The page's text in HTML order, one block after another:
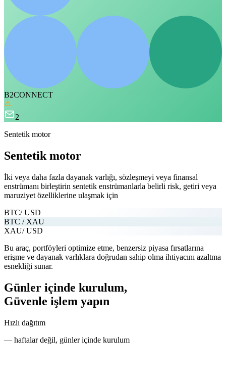
B2CONNECT
2
Sentetik motor
Sentetik motor
İki veya daha fazla dayanak varlığı, sözleşmeyi veya finansal
enstrümanı birleştirin sentetik enstrümanlarla belirli risk, getiri veya
maruziyet özelliklerine ulaşmak için
BTC/ USD
BTC / XAU
XAU/ USD
Bu araç, portföyleri optimize etme, benzersiz piyasa fırsatlarına
erişme ve dayanak varlıklara doğrudan sahip olma ihtiyacını azaltma
esnekliği sunar.
Günler içinde kurulum,
Güvenle işlem yapın
Hızlı dağıtım
— haftalar değil, günler içinde kurulum